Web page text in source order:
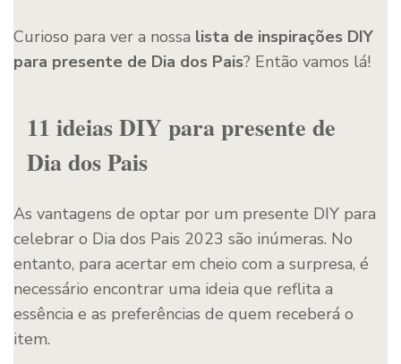
Curioso para ver a nossa lista de inspirações DIY
para presente de Dia dos Pais? Então vamos lá!
11 ideias DIY para presente de
Dia dos Pais
As vantagens de optar por um presente DIY para
celebrar o Dia dos Pais 2023 são inúmeras. No
entanto, para acertar em cheio com a surpresa, é
necessário encontrar uma ideia que reflita a
essência e as preferências de quem receberá o
item.